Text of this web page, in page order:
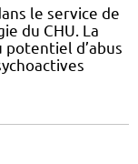
le service de
du CHU. La
potentiel d’abus